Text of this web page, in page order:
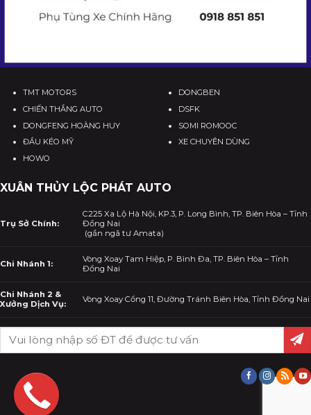
TMT MOTORS
CHIẾN THẮNG AUTO
DONGFENG HOÀNG HUY
ĐẦU KÉO MỸ
HOWO
DONGBEN
DSFK
SOMI ROMOOC
XE CHUYÊN DÙNG
XUÂN THỦY LỘC PHÁT AUTO
Trụ Sở Chính:
C225 Xa Lộ Hà Nội, KP.3, P. Long Bình, TP. Biên Hòa – Tỉnh
Đồng Nai
(gần ngã tư Amata)
Chi Nhánh 1:
Vòng Xoay Tam Hiệp, P. Bình Đa, TP. Biên Hòa – Tỉnh
Đồng Nai
Chi Nhánh 2 &
Xưởng Dịch Vụ:
Vòng Xoay Cổng 11, Đường Tránh Biên Hòa, Tỉnh Đồng Nai